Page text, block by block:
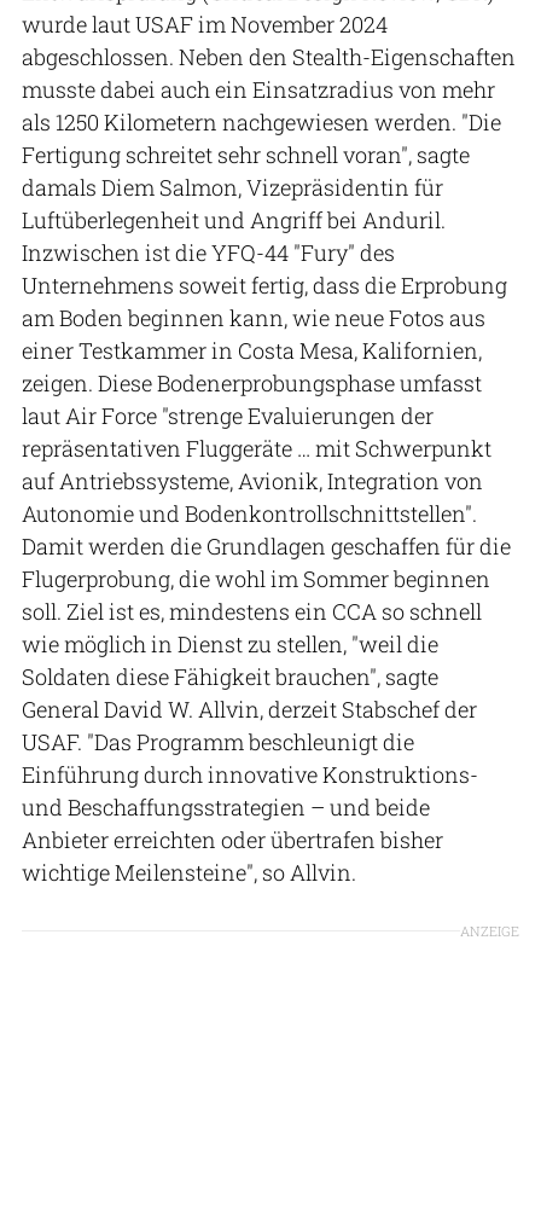
wurde laut USAF im November 2024
abgeschlossen. Neben den Stealth-Eigenschaften
musste dabei auch ein Einsatzradius von mehr
als 1250 Kilometern nachgewiesen werden. "Die
Fertigung schreitet sehr schnell voran", sagte
damals Diem Salmon, Vizepräsidentin für
Luftüberlegenheit und Angriff bei Anduril.
Inzwischen ist die YFQ-44 "Fury" des
Unternehmens soweit fertig, dass die Erprobung
am Boden beginnen kann, wie neue Fotos aus
einer Testkammer in Costa Mesa, Kalifornien,
zeigen. Diese Bodenerprobungsphase umfasst
laut Air Force "strenge Evaluierungen der
repräsentativen Fluggeräte … mit Schwerpunkt
auf Antriebssysteme, Avionik, Integration von
Autonomie und Bodenkontrollschnittstellen".
Damit werden die Grundlagen geschaffen für die
Flugerprobung, die wohl im Sommer beginnen
soll. Ziel ist es, mindestens ein CCA so schnell
wie möglich in Dienst zu stellen, "weil die
Soldaten diese Fähigkeit brauchen", sagte
General David W. Allvin, derzeit Stabschef der
USAF. "Das Programm beschleunigt die
Einführung durch innovative Konstruktions-
und Beschaffungsstrategien – und beide
Anbieter erreichten oder übertrafen bisher
wichtige Meilensteine", so Allvin.
ANZEIGE